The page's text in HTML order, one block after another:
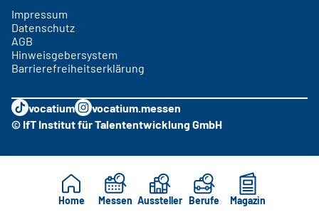
Home Messen Aussteller Berufe Magazin
Impressum
Datenschutz
AGB
Hinweisgebersystem
Barrierefreiheitserklärung
vocatium
vocatium.messen
© IfT Institut für Talententwicklung GmbH